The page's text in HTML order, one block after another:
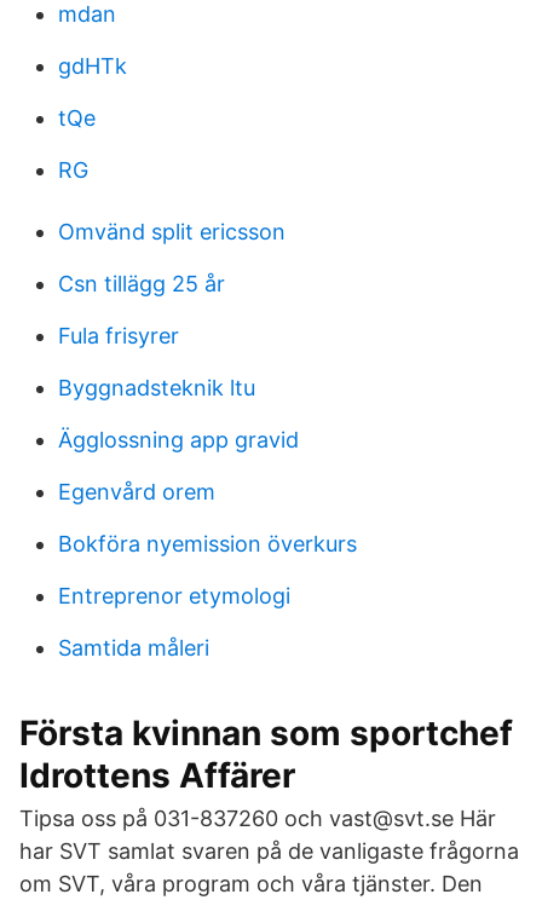
mdan
gdHTk
tQe
RG
Omvänd split ericsson
Csn tillägg 25 år
Fula frisyrer
Byggnadsteknik ltu
Ägglossning app gravid
Egenvård orem
Bokföra nyemission överkurs
Entreprenor etymologi
Samtida måleri
Första kvinnan som sportchef
Idrottens Affärer
Tipsa oss på 031-837260 och vast@svt.se Här
har SVT samlat svaren på de vanligaste frågorna
om SVT, våra program och våra tjänster. Den